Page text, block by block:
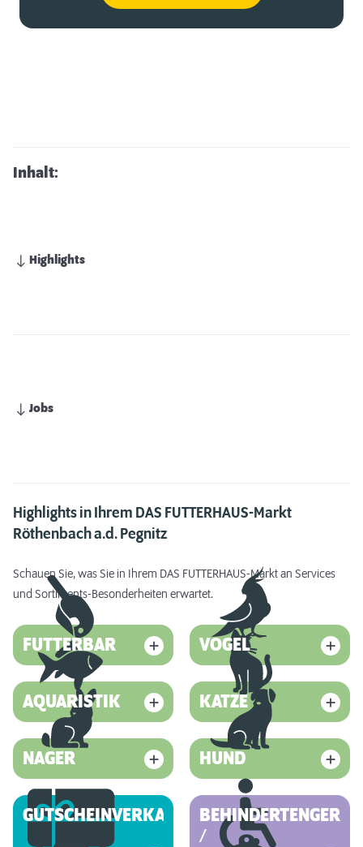
Inhalt:
Highlights
Jobs
Highlights in Ihrem DAS FUTTERHAUS-Markt
Röthenbach a.d. Pegnitz
Schauen Sie, was Sie in Ihrem DAS FUTTERHAUS-Markt an Services
und Sortiments-Besonderheiten erwartet.
FUTTERBAR VOGEL
AQUARISTIK KATZE
NAGER HUND
GUTSCHEINVERKAUF
/